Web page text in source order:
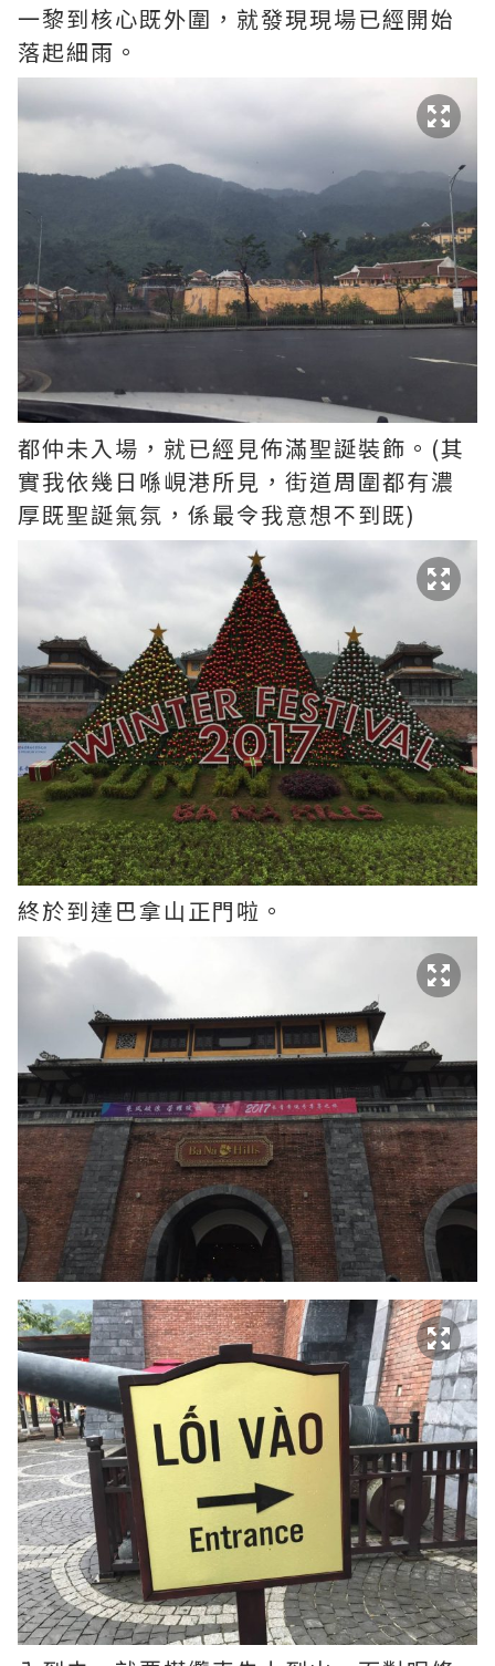
一黎到核心既外圍，就發現現場已經開始
落起細雨。
都仲未入場，就已經見佈滿聖誕裝飾。(其
實我依幾日喺峴港所見，街道周圍都有濃
厚既聖誕氣氛，係最令我意想不到既)
終於到達巴拿山正門啦。